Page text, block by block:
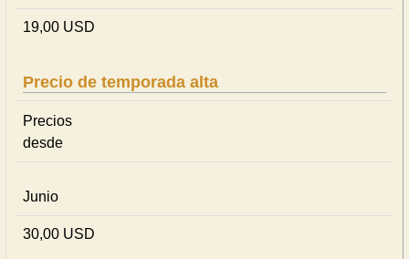
19,00 USD
Precio de temporada alta
Precios
desde
Junio
30,00 USD